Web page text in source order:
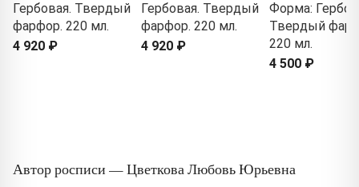
Гербовая. Твердый
фарфор. 220 мл.
4 920 ₽
Гербовая. Твердый
фарфор. 220 мл.
4 920 ₽
Форма:
Твердый
220 мл.
4 500 ₽
Автор росписи — Цветкова Любовь Юрьевна